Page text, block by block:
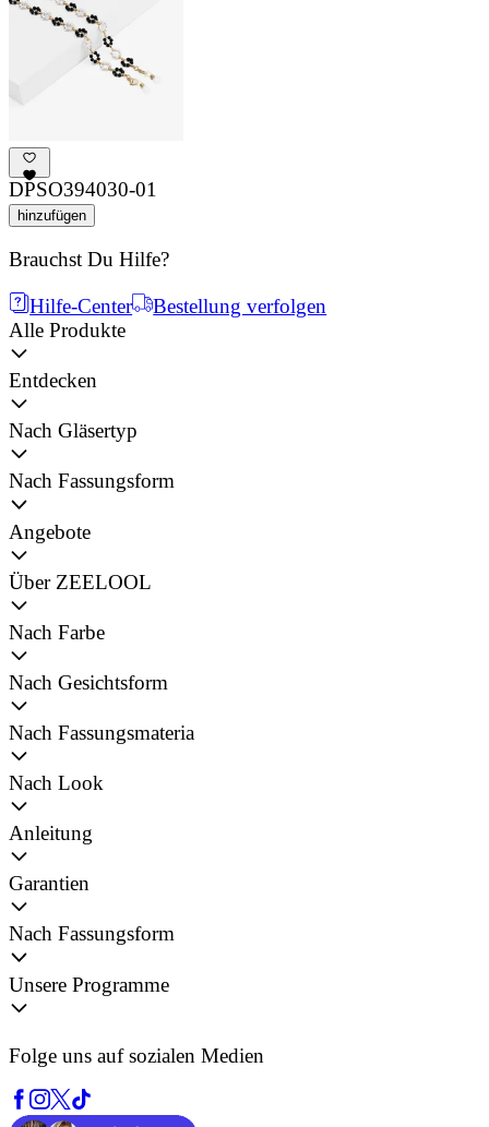
DPSO394030-01
hinzufügen
Brauchst Du Hilfe?
Hilfe-Center
Bestellung verfolgen
Alle Produkte
Entdecken
Nach Gläsertyp
Nach Fassungsform
Angebote
Über ZEELOOL
Nach Farbe
Nach Gesichtsform
Nach Fassungsmateria
Nach Look
Anleitung
Garantien
Nach Fassungsform
Unsere Programme
Folge uns auf sozialen Medien